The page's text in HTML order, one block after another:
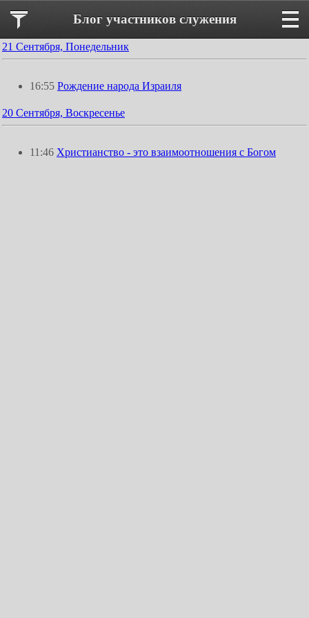
Блог участников служения
21 Сентября, Понедельник
16:55 Рождение народа Израиля
20 Сентября, Воскресенье
11:46 Христианство - это взаимоотношения с Богом